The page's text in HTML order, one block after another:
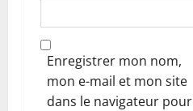
Enregistrer mon nom,
mon e-mail et mon site
dans le navigateur pour